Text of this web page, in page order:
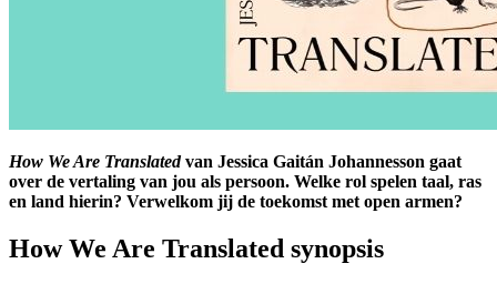
How We Are Translatedvan Jessica Gaitán Johannesson gaat
over de vertaling van jou als persoon. Welke rol spelen taal, ras
en land hierin? Verwelkom jij de toekomst met open armen?
How We Are Translated synopsis